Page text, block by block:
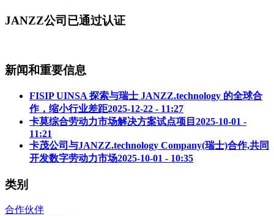
JANZZ公司已通过认证
新闻和重要信息
FISIP UINSA 探索与瑞士 JANZZ.technology 的全球合
作，缩小行业差距2025-12-22 - 11:27
卡莫综合劳动力市场解决方案试点项目 2025-10-01 -
11:21
卡茂公司与JANZZ.technology Company(瑞士)合作,共同
开发数字劳动力市场2025-10-01 - 10:35
类别
合作伙伴